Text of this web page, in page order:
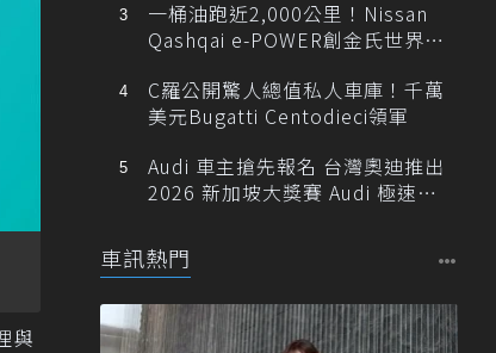
與
一桶油跑近2,000公里！Nissan
Qashqai e-POWER創金氏世界紀
C羅公開驚人總值私人車庫！千萬
美元Bugatti Centodieci領軍
Audi 車主搶先報名 台灣奧迪推出
2026 新加坡大獎賽 Audi 極速之
車訊熱門